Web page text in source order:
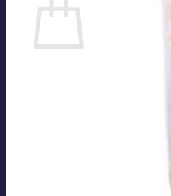
Es befinden sich keine